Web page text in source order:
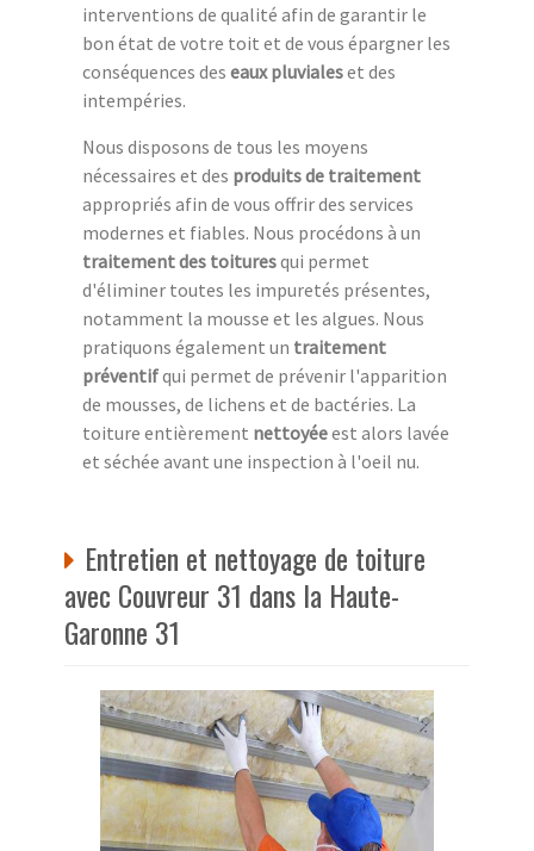
interventions de qualité afin de garantir le
bon état de votre toit et de vous épargner les
conséquences des eaux pluvialeset des
intempéries.
Nous disposons de tous les moyens
nécessaires et des produits de traitement
appropriés afin de vous offrir des services
modernes et fiables. Nous procédons à un
traitement des toituresqui permet
d'éliminer toutes les impuretés présentes,
notamment la mousse et les algues. Nous
pratiquons également un traitement
préventifqui permet de prévenir l'apparition
de mousses, de lichens et de bactéries. La
toiture entièrement nettoyéeest alors lavée
et séchée avant une inspection à l'oeil nu.
Entretien et nettoyage de toiture
avec Couvreur 31 dans la Haute-
Garonne 31